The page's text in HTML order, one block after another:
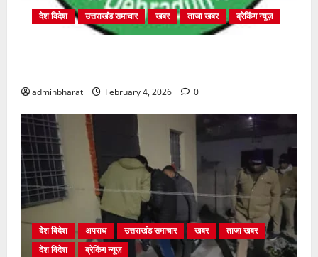
देश विदेश उत्तराखंड समाचार खबर ताजा खबर ब्रेकिंग न्यूज़
adminbharat February 4, 2026 0
देश विदेश अपराध उत्तराखंड समाचार खबर
ताजा खबर
देश विदेश
ब्रेकिंग न्यूज़